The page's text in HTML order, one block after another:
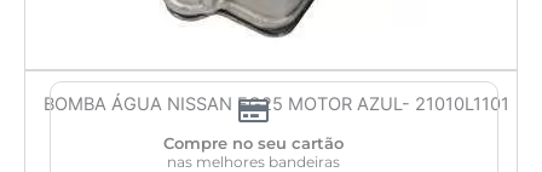
BOMBA ÁGUA NISSAN FG25 MOTOR AZUL- 21010L1101
Compre no seu cartão
nas melhores bandeiras